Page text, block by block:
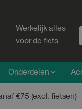
Werkelijk alles
voor de fiets
Onderdelen
€75 (excl. fietsen)